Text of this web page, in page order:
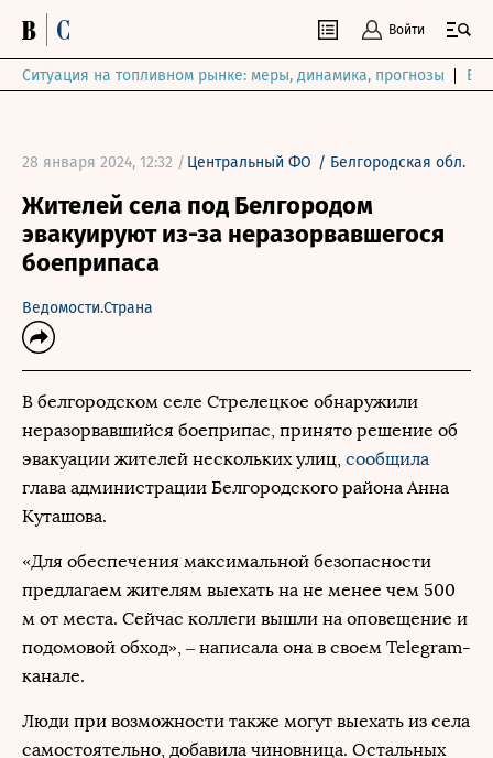
Войти
Ситуация на топливном рынке: меры, динамика, прогнозы
28 января 2024, 12:32 / Центральный ФО / Белгородская обл.
Жителей села под Белгородом
эвакуируют из-за неразорвавшегося
боеприпаса
Ведомости.Страна
В белгородском селе Стрелецкое обнаружили
неразорвавшийся боеприпас, принято решение об
эвакуации жителей нескольких улиц, сообщила
глава администрации Белгородского района Анна
Куташова.
«Для обеспечения максимальной безопасности
предлагаем жителям выехать на не менее чем 500
м от места. Сейчас коллеги вышли на оповещение и
подомовой обход», – написала она в своем Telegram-
канале.
Люди при возможности также могут выехать из села
самостоятельно, добавила чиновница. Остальных